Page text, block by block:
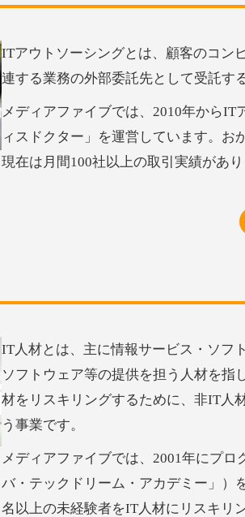
ITアウトソーシングとは、顧客のコン
連する業務の外部委託先として受託す
メディアファイブでは、2010年からIT
ィスドクター」を運営しています。お
現在は月間100社以上の取引実績があり
IT人材とは、主に情報サービス・ソフ
ソフトウェア等の提供を担う人材を指
材をリスキリングするために、非IT人
う事業です。
メディアファイブでは、2001年にプロ
バ・テックドリーム・アカデミー」）
名以上の未経験者をIT人材にリスキリ